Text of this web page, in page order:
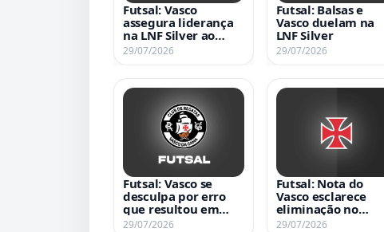
Futsal: Vasco
assegura liderança
na LNF Silver ao
derrotar Balsas por
29/07/2026
Futsal: Balsas e
Vasco duelam na
LNF Silver
29/07/2026
Futsal: Vasco se
desculpa por erro
que resultou em
eliminação no
29/07/2026
Futsal: Nota do
Vasco esclarece
eliminação no
Carioca devido a
29/07/2026